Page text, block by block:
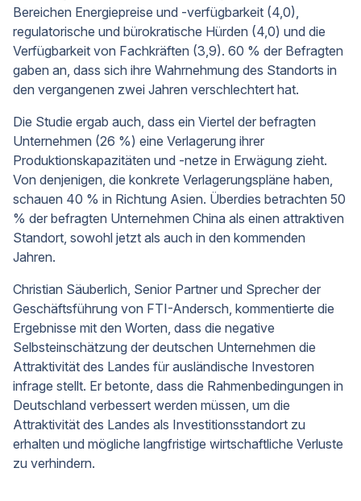
Bereichen Energiepreise und -verfügbarkeit (4,0),
regulatorische und bürokratische Hürden (4,0) und die
Verfügbarkeit von Fachkräften (3,9). 60 % der Befragten
gaben an, dass sich ihre Wahrnehmung des Standorts in
den vergangenen zwei Jahren verschlechtert hat.
Die Studie ergab auch, dass ein Viertel der befragten
Unternehmen (26 %) eine Verlagerung ihrer
Produktionskapazitäten und -netze in Erwägung zieht.
Von denjenigen, die konkrete Verlagerungspläne haben,
schauen 40 % in Richtung Asien. Überdies betrachten 50
% der befragten Unternehmen China als einen attraktiven
Standort, sowohl jetzt als auch in den kommenden
Jahren.
Christian Säuberlich, Senior Partner und Sprecher der
Geschäftsführung von FTI-Andersch, kommentierte die
Ergebnisse mit den Worten, dass die negative
Selbsteinschätzung der deutschen Unternehmen die
Attraktivität des Landes für ausländische Investoren
infrage stellt. Er betonte, dass die Rahmenbedingungen in
Deutschland verbessert werden müssen, um die
Attraktivität des Landes als Investitionsstandort zu
erhalten und mögliche langfristige wirtschaftliche Verluste
zu verhindern.